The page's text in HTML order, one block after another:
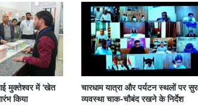
मुक्तेश्वर में ‘खेत
किया
चारधाम यात्रा और पर्यटन स्थलों पर
व्यवस्था चाक-चौबंद रखने के निर्देश